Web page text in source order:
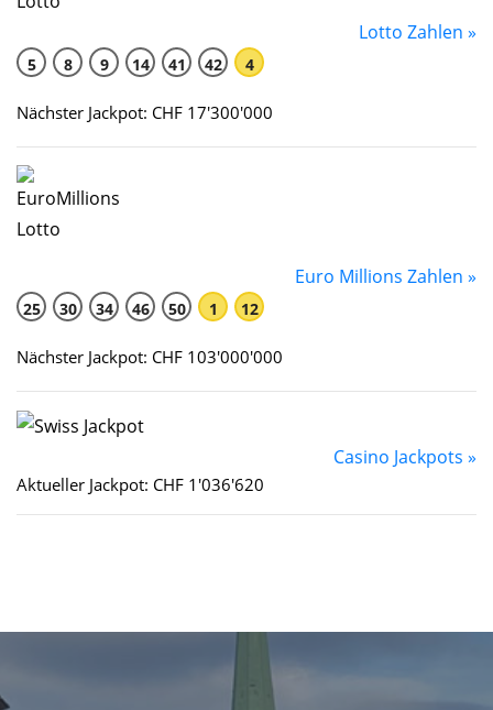
Lotto Zahlen »
5 8 9 14 41 42 4
Nächster Jackpot: CHF 17'300'000
Euro Millions Zahlen »
25 30 34 46 50 1 12
Nächster Jackpot: CHF 103'000'000
Casino Jackpots »
Aktueller Jackpot: CHF 1'036'620